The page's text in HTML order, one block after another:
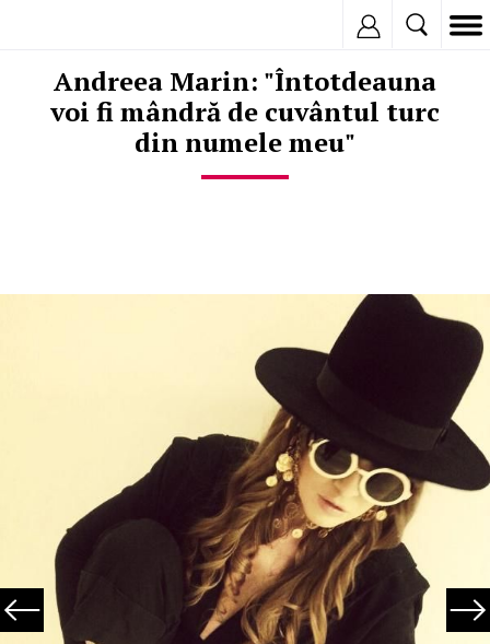
Andreea Marin: "Întotdeauna
voi fi mândră de cuvântul turc
din numele meu"